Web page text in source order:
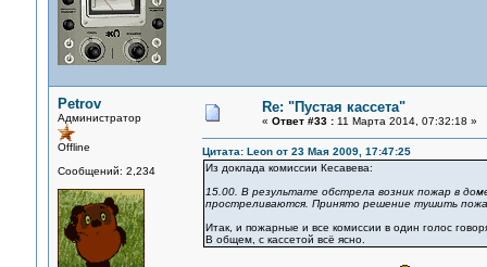
Petrov
Администратор
Offline
Сообщений: 2,234
Re: "Пустая кассета"
« Ответ #33 :11 Марта 2014, 07:32:18 »
Цитата: Leon от 23 Мая 2009, 17:47:25
Из доклада комиссии Кесавева:
15.00. В результате обстрела возник пожар в
простреливаются. Принято решение тушить
Итак, и пожарные и все комиссии в один голос
В общем, с кассетой всё ясно.